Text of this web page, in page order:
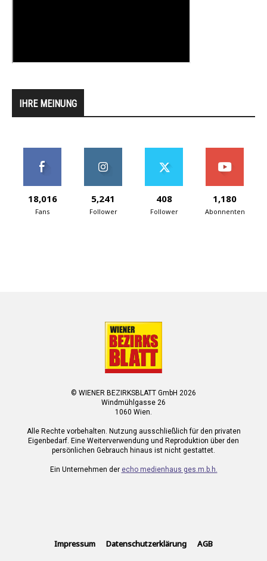
IHRE MEINUNG
18,016
Fans
5,241
Follower
408
Follower
1,180
Abonnenten
© WIENER BEZIRKSBLATT GmbH 2026
Windmühlgasse 26
1060 Wien.
Alle Rechte vorbehalten. Nutzung ausschließlich für den privaten
Eigenbedarf. Eine Weiterverwendung und Reproduktion über den
persönlichen Gebrauch hinaus ist nicht gestattet.
Ein Unternehmen der echo medienhaus ges.m.b.h.
Impressum Datenschutzerklärung AGB